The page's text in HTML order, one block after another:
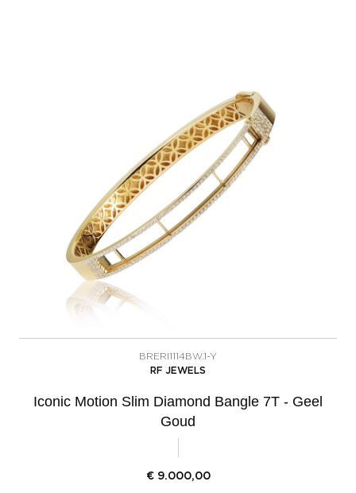
BRERI1114BW.1-Y
RF JEWELS
Iconic Motion Slim Diamond Bangle 7T - Geel
Goud
€ 9.000,00